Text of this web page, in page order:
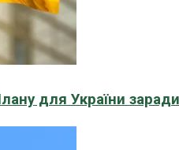
для України